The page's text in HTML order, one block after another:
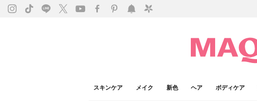
スキンケア メイク 新色 ヘア ボディケア